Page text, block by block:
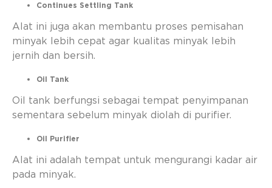
Continues Settling Tank
Alat ini juga akan membantu proses pemisahan
minyak lebih cepat agar kualitas minyak lebih
jernih dan bersih.
Oil Tank
Oil tank berfungsi sebagai tempat penyimpanan
sementara sebelum minyak diolah di purifier.
Oil Purifier
Alat ini adalah tempat untuk mengurangi kadar air
pada minyak.